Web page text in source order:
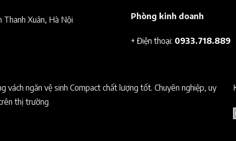
Xuân, Hà Nội
Phòng kinh doanh
+ Điện thoại: 0933.718.889
vách ngăn vệ sinh Compact chất lượng tốt. Chuyên nghiệp, uy
thị trường